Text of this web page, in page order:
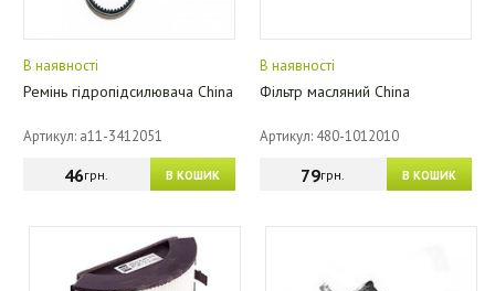
В наявності
Ремінь гідропідсилювача China
Артикул: a11-3412051
В КОШИК
46грн.
В наявності
Фільтр масляний China
Артикул: 480-1012010
В КОШИК
79грн.